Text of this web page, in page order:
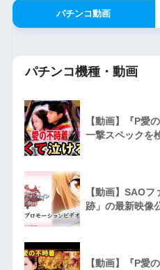
パチンコ動画
パチンコ機種・動画
【動画】『P愛
一撃スペックを
【動画】SAO
跡」の最新映像
【動画】『P愛